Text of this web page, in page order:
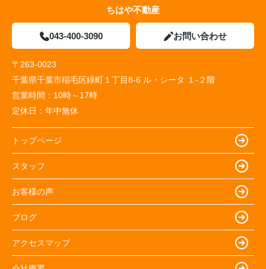
ちはや不動産
043-400-3090 お問い合わせ
〒263-0023
千葉県千葉市稲毛区緑町１丁目8-6 ル・シータ １-２階
営業時間： 10時～17時
定休日： 年中無休
トップページ
スタッフ
お客様の声
ブログ
アクセスマップ